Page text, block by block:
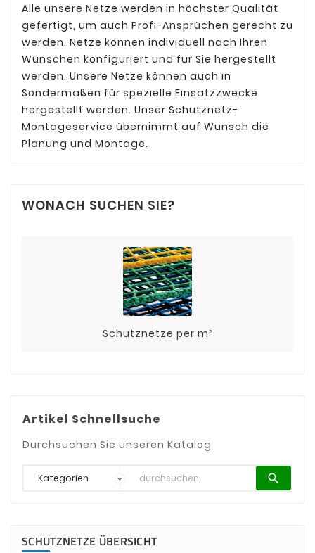
Alle unsere Netze werden in höchster Qualität
gefertigt, um auch Profi-Ansprüchen gerecht zu
werden. Netze können individuell nach Ihren
Wünschen konfiguriert und für Sie hergestellt
werden. Unsere Netze können auch in
Sondermaßen für spezielle Einsatzzwecke
hergestellt werden. Unser Schutznetz-
Montageservice übernimmt auf Wunsch die
Planung und Montage.
WONACH SUCHEN SIE?
Schutznetze per m²
Artikel Schnellsuche
Durchsuchen Sie unseren Katalog

SCHUTZNETZE ÜBERSICHT